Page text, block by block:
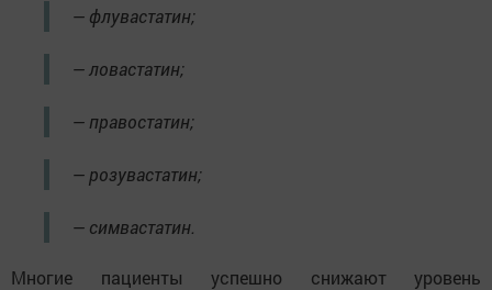
— флувастатин;
— ловастатин;
— правостатин;
— розувастатин;
— симвастатин.
Многие пациенты успешно снижают уровень